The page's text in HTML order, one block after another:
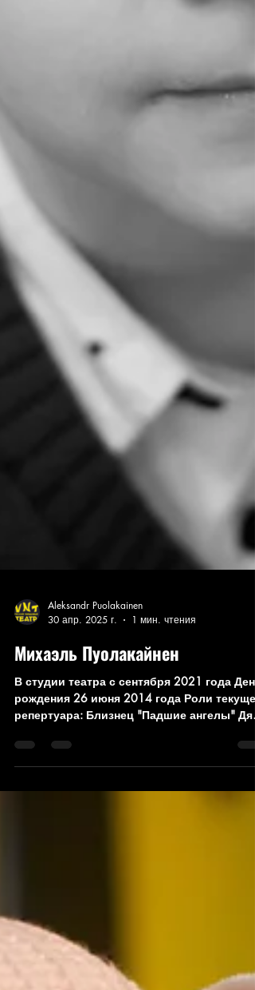
Aleksandr Puolakainen
30 апр. 2025 г.
1 мин. чтения
Михаэль Пуолакайнен
В студии театра с сентября 2021 года День
рождения 26 июня 2014 года Роли текущего
Фёдор "Новый год в Простоквашино" Дядя
Фёдор "Лето в Простоквашино" Лягушонок